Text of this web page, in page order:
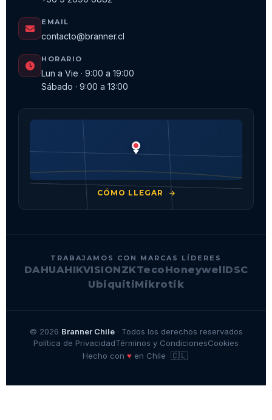
EMAIL
contacto@branner.cl
HORARIO
Lun a Vie · 9:00 a 19:00
Sábado · 9:00 a 13:00
CÓMO LLEGAR
TRABAJAMOS CON MARCAS LÍDERES
DAHUAHIKVISIONZKTecoHoneywellDSC
UbiquitiMikrotik
© 2026 Branner Chile· Todos los derechos reservados
Política de PrivacidadTérminos y CondicionesCookies
Hecho con ♥en Chile 🇨🇱